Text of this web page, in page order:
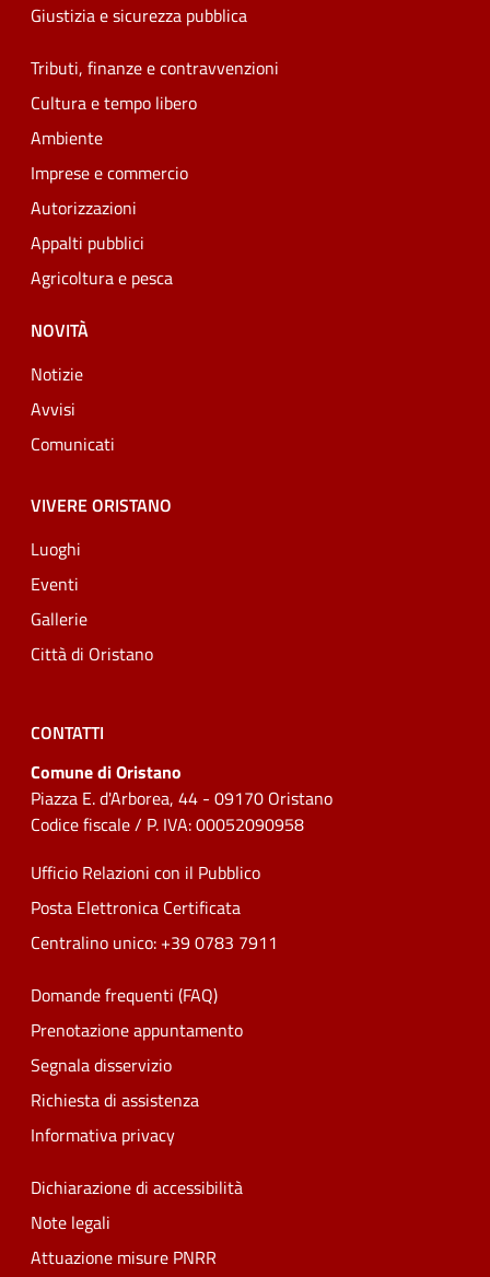
Giustizia e sicurezza pubblica
Tributi, finanze e contravvenzioni
Cultura e tempo libero
Ambiente
Imprese e commercio
Autorizzazioni
Appalti pubblici
Agricoltura e pesca
NOVITÀ
Notizie
Avvisi
Comunicati
VIVERE ORISTANO
Luoghi
Eventi
Gallerie
Città di Oristano
CONTATTI
Comune di Oristano
Piazza E. d'Arborea, 44 - 09170 Oristano
Codice fiscale / P. IVA: 00052090958
Ufficio Relazioni con il Pubblico
Posta Elettronica Certificata
Centralino unico: +39 0783 7911
Domande frequenti (FAQ)
Prenotazione appuntamento
Segnala disservizio
Richiesta di assistenza
Informativa privacy
Dichiarazione di accessibilità
Note legali
Attuazione misure PNRR